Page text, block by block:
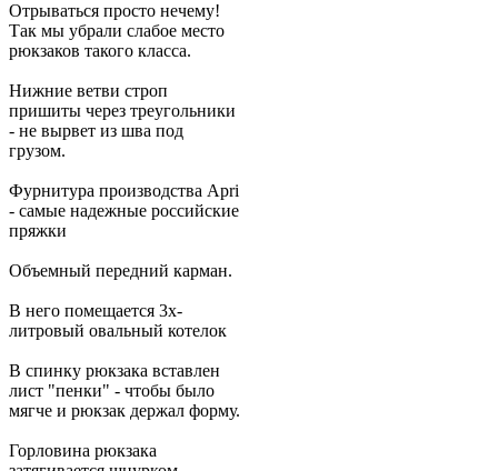
Отрываться просто нечему!
Так мы убрали слабое место
рюкзаков такого класса.
Нижние ветви строп
пришиты через треугольники
- не вырвет из шва под
грузом.
Фурнитура производства Apri
- самые надежные российские
пряжки
Объемный передний карман.
В него помещается 3х-
литровый овальный котелок
В спинку рюкзака вставлен
лист "пенки" - чтобы было
мягче и рюкзак держал форму.
Горловина рюкзака